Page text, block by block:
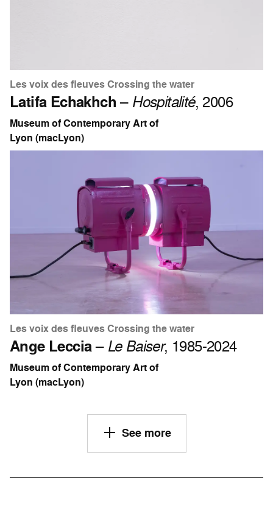
Les voix des fleuves Crossing the water
Latifa Echakhch– Hospitalité, 2006
Museum of Contemporary Art of
Lyon (macLyon)
Les voix des fleuves Crossing the water
Ange Leccia– Le Baiser, 1985-2024
Museum of Contemporary Art of
Lyon (macLyon)
See more